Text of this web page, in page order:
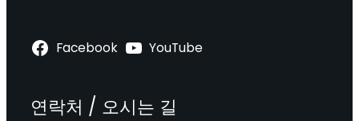
Facebook YouTube
연락처 / 오시는 길